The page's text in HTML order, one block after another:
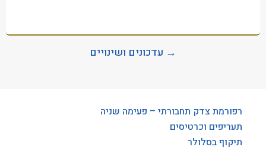
→ עדכונים ושינויים
רפורמת צדק תחבורתי – פעימה שניה
תעריפים וכרטיסים
תיקוף בסלולר